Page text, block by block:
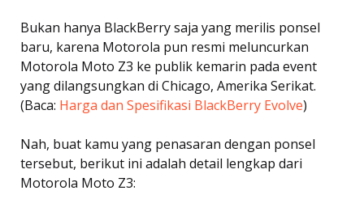
Bukan hanya BlackBerry saja yang merilis ponsel
baru, karena Motorola pun resmi meluncurkan
Motorola Moto Z3 ke publik kemarin pada event
yang dilangsungkan di Chicago, Amerika Serikat.
(Baca: Harga dan Spesifikasi BlackBerry Evolve)
Nah, buat kamu yang penasaran dengan ponsel
tersebut, berikut ini adalah detail lengkap dari
Motorola Moto Z3: